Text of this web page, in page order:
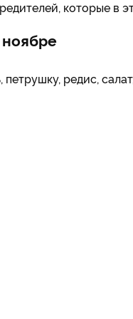
которые в
редис,